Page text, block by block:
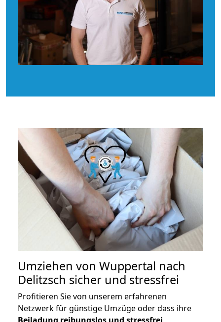
Umziehen von Wuppertal nach
Delitzsch sicher und stressfrei
Profitieren Sie von unserem erfahrenen
Netzwerk für günstige Umzüge oder dass ihre